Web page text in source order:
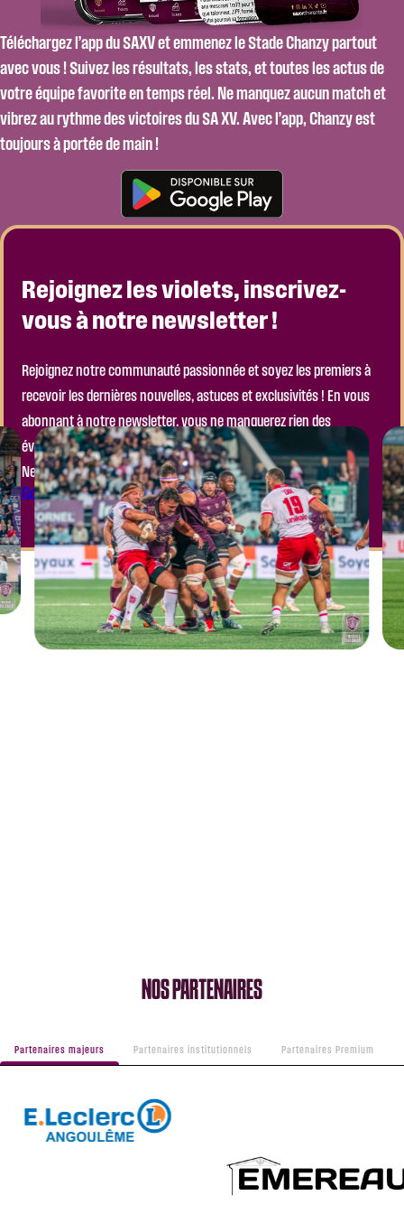
Téléchargez l’app du SAXV et emmenez le Stade Chanzy partout
avec vous ! Suivez les résultats, les stats, et toutes les actus de
votre équipe favorite en temps réel. Ne manquez aucun match et
vibrez au rythme des victoires du SA XV. Avec l’app, Chanzy est
toujours à portée de main !
Rejoignez les violets, inscrivez-
vous à notre newsletter !
Rejoignez notre communauté passionnée et soyez les premiers à
recevoir les dernières nouvelles, astuces et exclusivités ! En vous
abonnant à notre newsletter, vous ne manquerez rien des
événements à venir, ni des actualités importantes de notre club.
Ne laissez pas passer l’occasion de faire partie de l’aventure !
Go to the Module
NOS PARTENAIRES
Partenaires majeurs Partenaires institutionnels Partenaires Premium